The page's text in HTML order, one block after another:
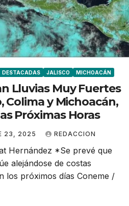
DESTACADAS JALISCO MICHOACÁN
Lluvias Muy Fuertes
Colima y Michoacán,
Próximas Horas
23, 2025 REDACCION
Hernández *Se prevé que
alejándose de costas
los próximos días Coneme /